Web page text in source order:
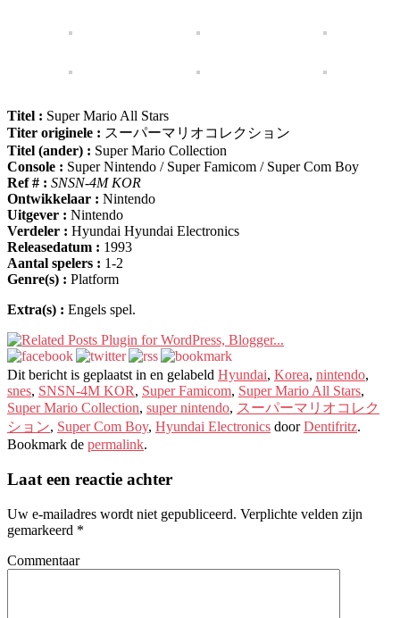
Titel : Super Mario All Stars
Titer originele : スーパーマリオコレクション
Titel (ander) : Super Mario Collection
Console : Super Nintendo / Super Famicom / Super Com Boy
Ref # : SNSN-4M KOR
Ontwikkelaar : Nintendo
Uitgever : Nintendo
Verdeler : Hyundai Hyundai Electronics
Releasedatum : 1993
Aantal spelers : 1-2
Genre(s) : Platform
Extra(s) : Engels spel.
Dit bericht is geplaatst in en gelabeld Hyundai, Korea, nintendo,
snes, SNSN-4M KOR, Super Famicom, Super Mario All Stars,
Super Mario Collection, super nintendo, スーパーマリオコレク
ション, Super Com Boy, Hyundai Electronics doorDentifritz.
Bookmark de permalink.
Laat een reactie achter
Uw e-mailadres wordt niet gepubliceerd. Verplichte velden zijn
gemarkeerd *
Commentaar